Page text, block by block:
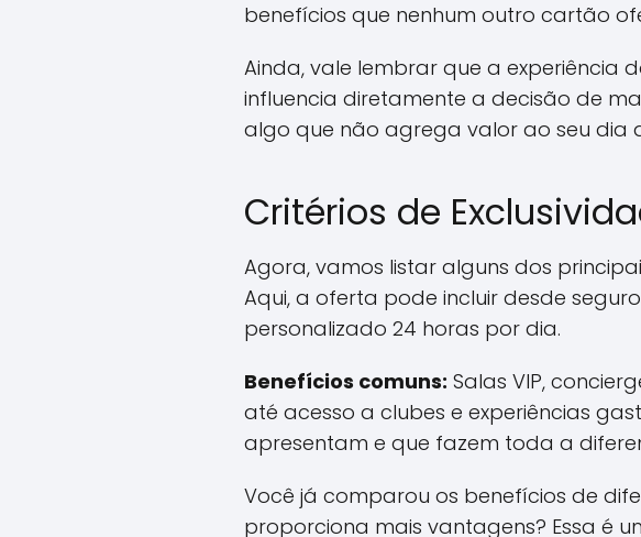
benefícios que nenhum outro cartão
Ainda, vale lembrar que a experiência
influencia diretamente a decisão de
algo que não agrega valor ao seu dia
Critérios de
Agora, vamos listar alguns dos
Aqui, a oferta pode incluir desde
personalizado 24 horas por dia.
Benefícios comuns: Salas VIP,
até acesso a clubes e experiências
apresentam e que fazem toda a
Você já comparou os benefícios de
proporciona mais vantagens? Essa é